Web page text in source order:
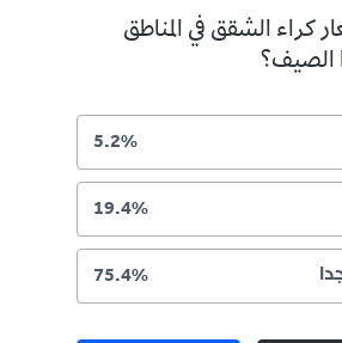
كراء الشقق في المناطق
الصيف؟
5.2%
19.4%
75.4%